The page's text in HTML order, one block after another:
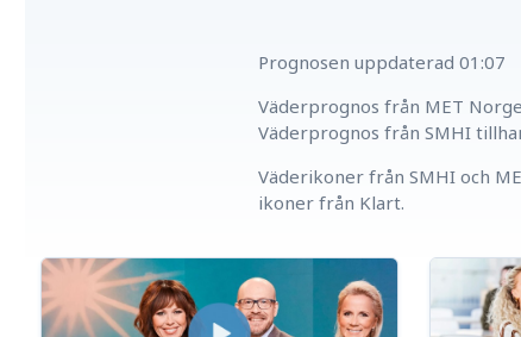
Prognosen uppdaterad 01:07
Väderprognos från MET
Väderprognos från SMHI
Väderikoner från SMHI och
ikoner från Klart.